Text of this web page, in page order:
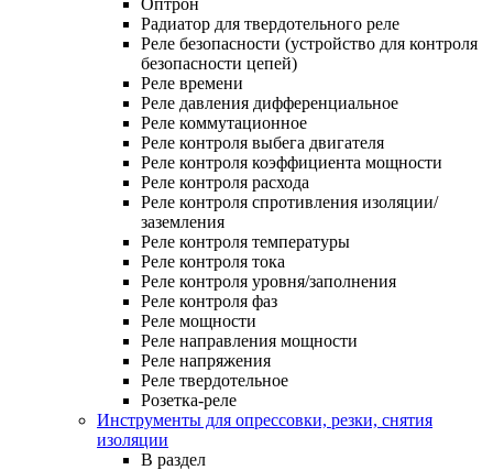
Радиатор для твердотельного реле
Реле безопасности (устройство для контроля
безопасности цепей)
Реле времени
Реле давления дифференциальное
Реле коммутационное
Реле контроля выбега двигателя
Реле контроля коэффициента мощности
Реле контроля расхода
Реле контроля спротивления изоляции/
заземления
Реле контроля температуры
Реле контроля тока
Реле контроля уровня/заполнения
Реле контроля фаз
Реле мощности
Реле направления мощности
Реле напряжения
Реле твердотельное
Розетка-реле
Инструменты для опрессовки, резки, снятия
изоляции
В раздел